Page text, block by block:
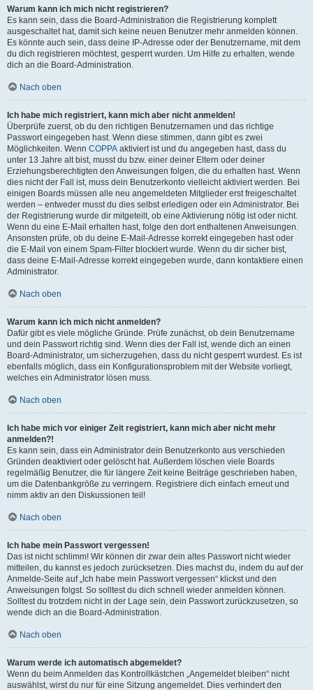
Warum kann ich mich nicht registrieren?
Es kann sein, dass die Board-Administration die Registrierung komplett
ausgeschaltet hat, damit sich keine neuen Benutzer mehr anmelden können.
Es könnte auch sein, dass deine IP-Adresse oder der Benutzername, mit dem
du dich registrieren möchtest, gesperrt wurden. Um Hilfe zu erhalten, wende
dich an die Board-Administration.
Nach oben
Ich habe mich registriert, kann mich aber nicht anmelden!
Überprüfe zuerst, ob du den richtigen Benutzernamen und das richtige
Passwort eingegeben hast. Wenn diese stimmen, dann gibt es zwei
Möglichkeiten. Wenn COPPA aktiviert ist und du angegeben hast, dass du
unter 13 Jahre alt bist, musst du bzw. einer deiner Eltern oder deiner
Erziehungsberechtigten den Anweisungen folgen, die du erhalten hast. Wenn
dies nicht der Fall ist, muss dein Benutzerkonto vielleicht aktiviert werden. Bei
einigen Boards müssen alle neu angemeldeten Mitglieder erst freigeschaltet
werden – entweder musst du dies selbst erledigen oder ein Administrator. Bei
der Registrierung wurde dir mitgeteilt, ob eine Aktivierung nötig ist oder nicht.
Wenn du eine E-Mail erhalten hast, folge den dort enthaltenen Anweisungen.
Ansonsten prüfe, ob du deine E-Mail-Adresse korrekt eingegeben hast oder
die E-Mail von einem Spam-Filter blockiert wurde. Wenn du dir sicher bist,
dass deine E-Mail-Adresse korrekt eingegeben wurde, dann kontaktiere einen
Administrator.
Nach oben
Warum kann ich mich nicht anmelden?
Dafür gibt es viele mögliche Gründe. Prüfe zunächst, ob dein Benutzername
und dein Passwort richtig sind. Wenn dies der Fall ist, wende dich an einen
Board-Administrator, um sicherzugehen, dass du nicht gesperrt wurdest. Es ist
ebenfalls möglich, dass ein Konfigurationsproblem mit der Website vorliegt,
welches ein Administrator lösen muss.
Nach oben
Ich habe mich vor einiger Zeit registriert, kann mich aber nicht mehr
anmelden?!
Es kann sein, dass ein Administrator dein Benutzerkonto aus verschieden
Gründen deaktiviert oder gelöscht hat. Außerdem löschen viele Boards
regelmäßig Benutzer, die für längere Zeit keine Beiträge geschrieben haben,
um die Datenbankgröße zu verringern. Registriere dich einfach erneut und
nimm aktiv an den Diskussionen teil!
Nach oben
Ich habe mein Passwort vergessen!
Das ist nicht schlimm! Wir können dir zwar dein altes Passwort nicht wieder
mitteilen, du kannst es jedoch zurücksetzen. Dies machst du, indem du auf der
Anmelde-Seite auf „Ich habe mein Passwort vergessen“ klickst und den
Anweisungen folgst. So solltest du dich schnell wieder anmelden können.
Solltest du trotzdem nicht in der Lage sein, dein Passwort zurückzusetzen, so
wende dich an die Board-Administration.
Nach oben
Warum werde ich automatisch abgemeldet?
Wenn du beim Anmelden das Kontrollkästchen „Angemeldet bleiben“ nicht
auswählst, wirst du nur für eine Sitzung angemeldet. Dies verhindert den